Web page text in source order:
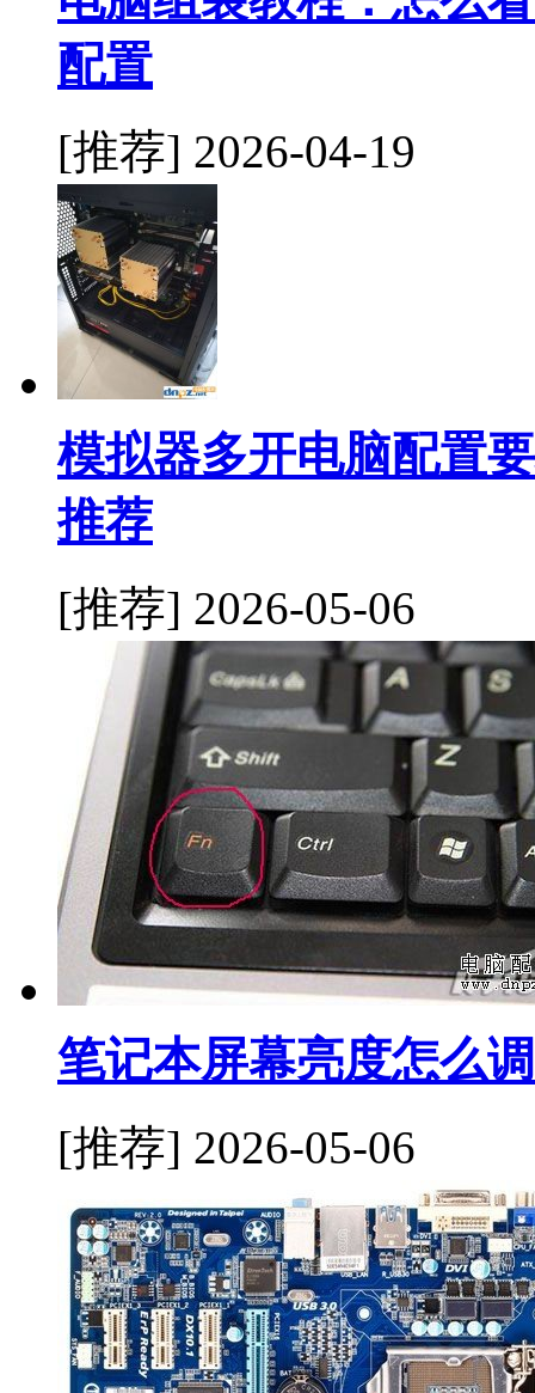
配置
[推荐] 2026-04-19
模拟器多开电脑配置
推荐
[推荐] 2026-05-06
笔记本屏幕亮度怎么
[推荐] 2026-05-06